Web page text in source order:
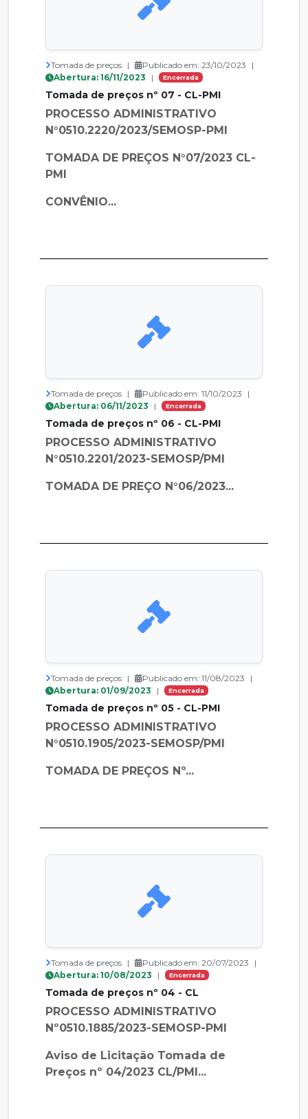
Tomada de preços | Publicado em: 23/10/2023
|
Abertura: 16/11/2023
| Encerrada
Tomada de preços nº 07 - CL-PMI
PROCESSO ADMINISTRATIVO
N°0510.2220/2023/SEMOSP-PMI
TOMADA DE PREÇOS N°07/2023 CL-
PMI
CONVÊNIO...
Tomada de preços | Publicado em: 11/10/2023
|
Abertura: 06/11/2023
| Encerrada
Tomada de preços nº 06 - CL-PMI
PROCESSO ADMINISTRATIVO
N°0510.2201/2023-SEMOSP/PMI
TOMADA DE PREÇO N°06/2023...
Tomada de preços | Publicado em: 11/08/2023
|
Abertura: 01/09/2023
| Encerrada
Tomada de preços nº 05 - CL-PMI
PROCESSO ADMINISTRATIVO
N°0510.1905/2023-SEMOSP/PMI
TOMADA DE PREÇOS Nº...
Tomada de preços | Publicado em: 20/07/2023
|
Abertura: 10/08/2023
| Encerrada
Tomada de preços nº 04 - CL
PROCESSO ADMINISTRATIVO
Nº0510.1885/2023-SEMOSP-PMI
Aviso de Licitação Tomada de
Preços nº 04/2023 CL/PMI...